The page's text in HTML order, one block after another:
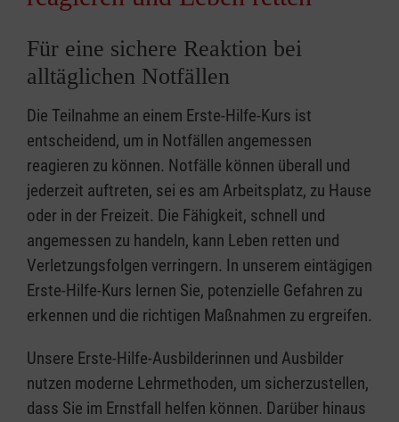
Für eine sichere Reaktion bei
alltäglichen Notfällen
Die Teilnahme an einem Erste-Hilfe-Kurs ist
entscheidend, um in Notfällen angemessen
reagieren zu können. Notfälle können überall und
jederzeit auftreten, sei es am Arbeitsplatz, zu Hause
oder in der Freizeit. Die Fähigkeit, schnell und
angemessen zu handeln, kann Leben retten und
Verletzungsfolgen verringern. In unserem eintägigen
Erste-Hilfe-Kurs lernen Sie, potenzielle Gefahren zu
erkennen und die richtigen Maßnahmen zu ergreifen.
Unsere Erste-Hilfe-Ausbilderinnen und Ausbilder
nutzen moderne Lehrmethoden, um sicherzustellen,
dass Sie im Ernstfall helfen können. Darüber hinaus